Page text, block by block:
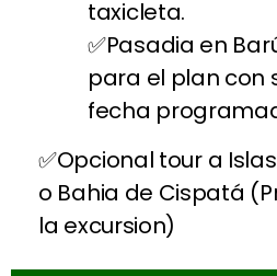
taxicleta.
Pasadia en
para el plan con
fecha
Opcional tour a
o Bahia de Cispatá
la excursion)